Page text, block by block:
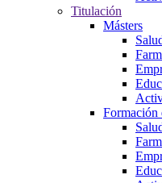
Titulación
Másters
Formación